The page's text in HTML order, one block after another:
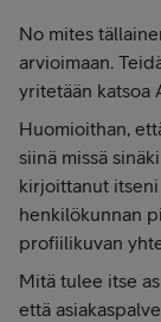
No mites
arvioimaan.
yritetään katsoa
Huomioithan,
siinä missä
kirjoittanut itseni
henkilökunnan
profiilikuvan
Mitä tulee itse
että